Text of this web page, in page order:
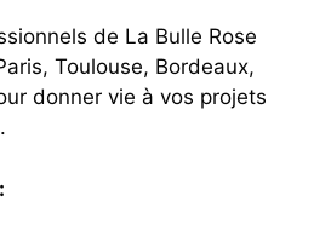
de La Bulle Rose
Toulouse, Bordeaux,
donner vie à vos projets